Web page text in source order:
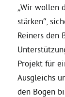
Aktiv
Termine
Arbeitsgruppen
„Wir wollen
stärken“,
Reiners den
Projekt für
Ausgleichs
den Bogen